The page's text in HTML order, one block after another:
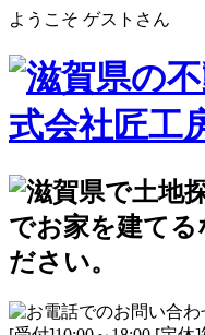
ようこそ ゲストさん